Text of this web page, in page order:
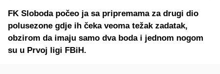
FK Sloboda počeo ja sa pripremama za drugi dio
polusezone gdje ih čeka veoma težak zadatak,
obzirom da imaju samo dva boda i jednom nogom
su u Prvoj ligi FBiH.